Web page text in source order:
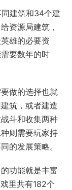
建筑和34个建
资源局建筑，
雄的必要资
要数年的时
做的选择也就
筑，或者建造
斗和收集两种
则需要玩家持
的发展策略。
功能就是丰富
里共有182个